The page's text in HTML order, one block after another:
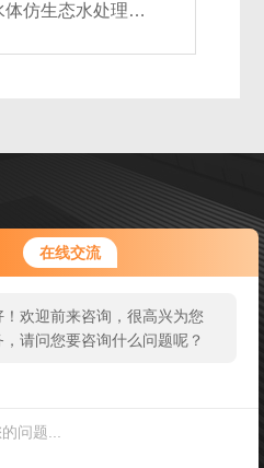
在线交流
！欢迎前来咨询，很高兴为您
，请问您要咨询什么问题呢？
生态水处理工艺
扫
顺义区空港融慧园15-2号楼4层